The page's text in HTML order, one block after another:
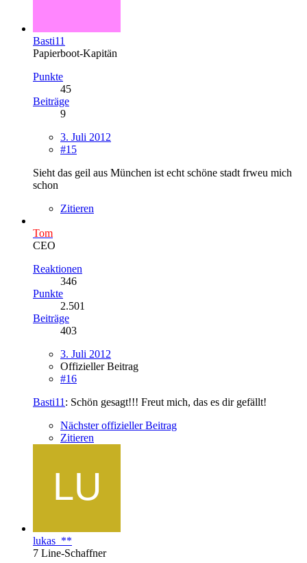
Basti11
Papierboot-Kapitän
Punkte
45
Beiträge
9
3. Juli 2012
#15
Sieht das geil aus München ist echt schöne stadt frweu mich
schon
Zitieren
Tom
CEO
Reaktionen
346
Punkte
2.501
Beiträge
403
3. Juli 2012
Offizieller Beitrag
#16
Basti11 : Schön gesagt!!! Freut mich, das es dir gefällt!
Nächster offizieller Beitrag
Zitieren
lukas_**
7 Line-Schaffner